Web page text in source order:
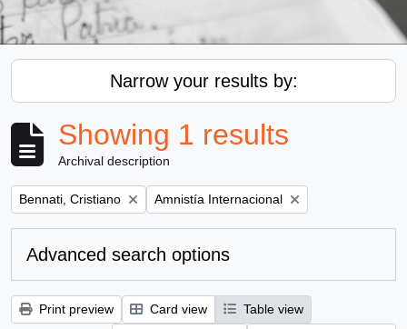
Narrow your results by:
Showing 1 results
Archival description
Remove filter:
Bennati, Cristiano Remove filter:
Amnistía Internacional
Advanced search options
Print preview Card view
Table view